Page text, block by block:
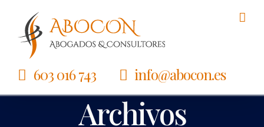
Saltar
contenido
603 016 743 info@abocon.es
Archivos